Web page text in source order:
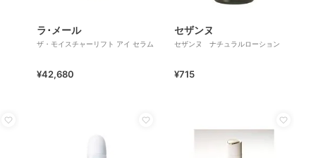
ラ･メール
ザ・モイスチャーリフト アイ セラム
¥42,680
セザンヌ
セザンヌ ナチュラルローション
¥715